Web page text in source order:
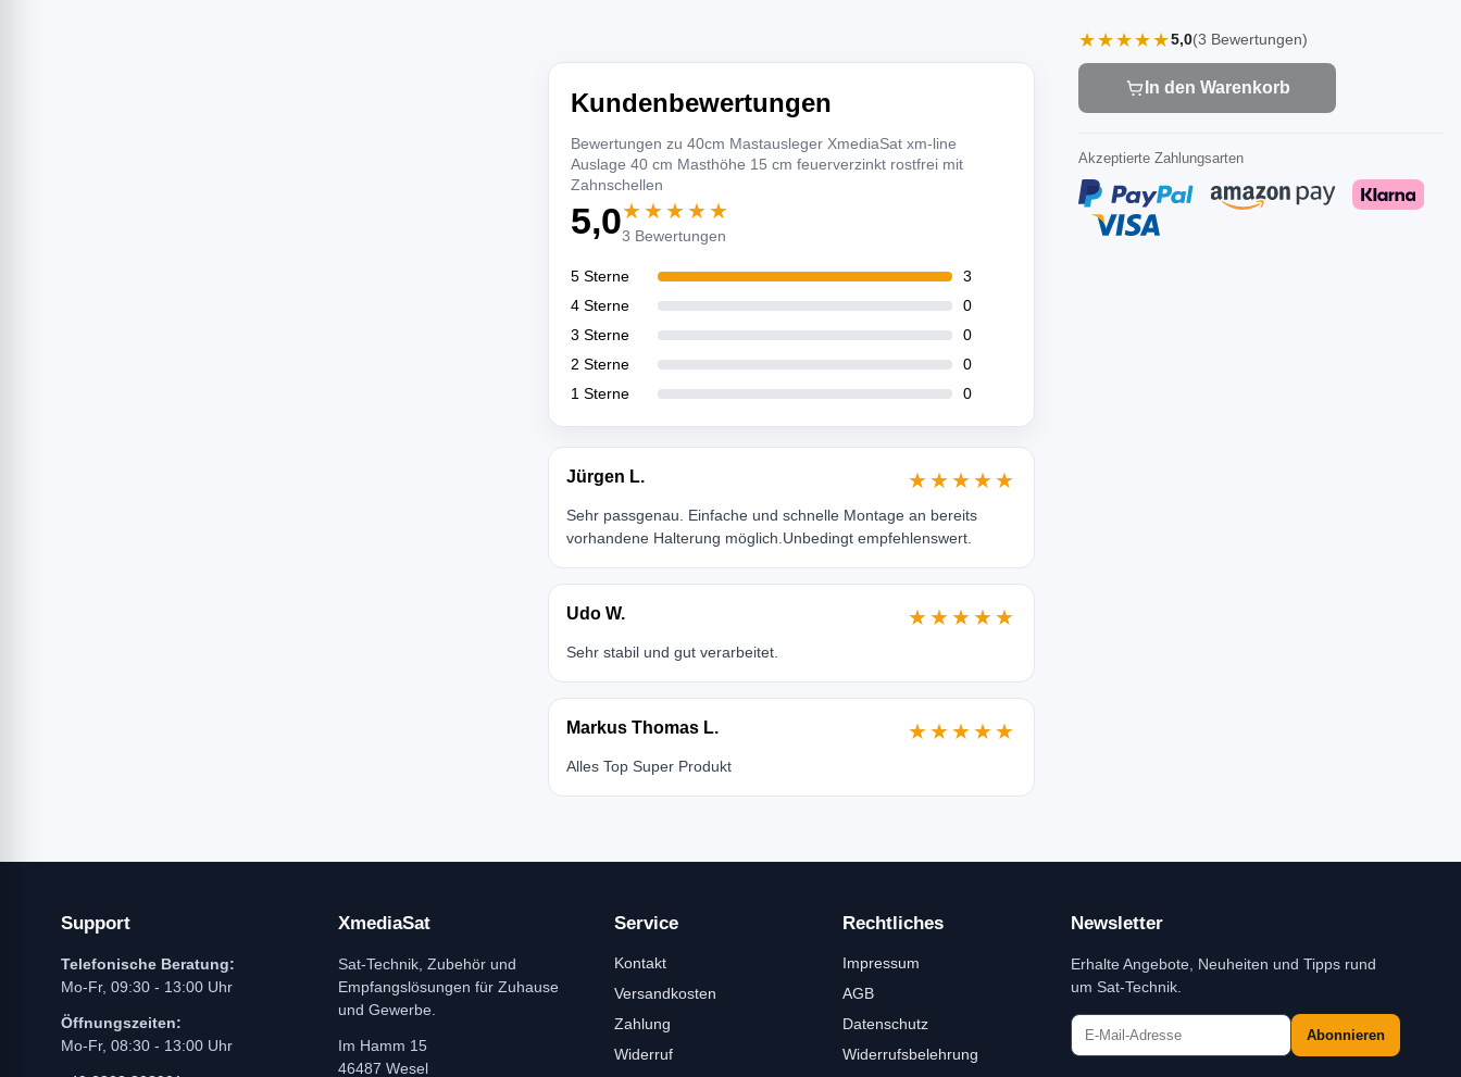
Kundenbewertungen
Bewertungen zu 40cm Mastausleger XmediaSat xm-line
Auslage 40 cm Masthöhe 15 cm feuerverzinkt rostfrei mit
Zahnschellen
5,0★★★★★
3 Bewertungen
5 Sterne
3
4 Sterne
0
3 Sterne
0
2 Sterne
0
1 Sterne
0
Jürgen L. ★★★★★
Sehr passgenau. Einfache und schnelle Montage an bereits
vorhandene Halterung möglich.Unbedingt empfehlenswert.
Udo W. ★★★★★
Sehr stabil und gut verarbeitet.
Markus Thomas L. ★★★★★
Alles Top Super Produkt
★★★★★5,0(3 Bewertungen)
In den Warenkorb
Akzeptierte Zahlungsarten
Support
Telefonische Beratung:
Mo-Fr, 09:30 - 13:00 Uhr
Öffnungszeiten:
Mo-Fr, 08:30 - 13:00 Uhr
XmediaSat
Sat-Technik, Zubehör und
Empfangslösungen für Zuhause
und Gewerbe.
Im Hamm 15
46487 Wesel
Service
Kontakt
Versandkosten
Zahlung
Widerruf
Rechtliches
Impressum
AGB
Datenschutz
Widerrufsbelehrung
Newsletter
Erhalte Angebote, Neuheiten und Tipps rund
um Sat-Technik.
Abonnieren